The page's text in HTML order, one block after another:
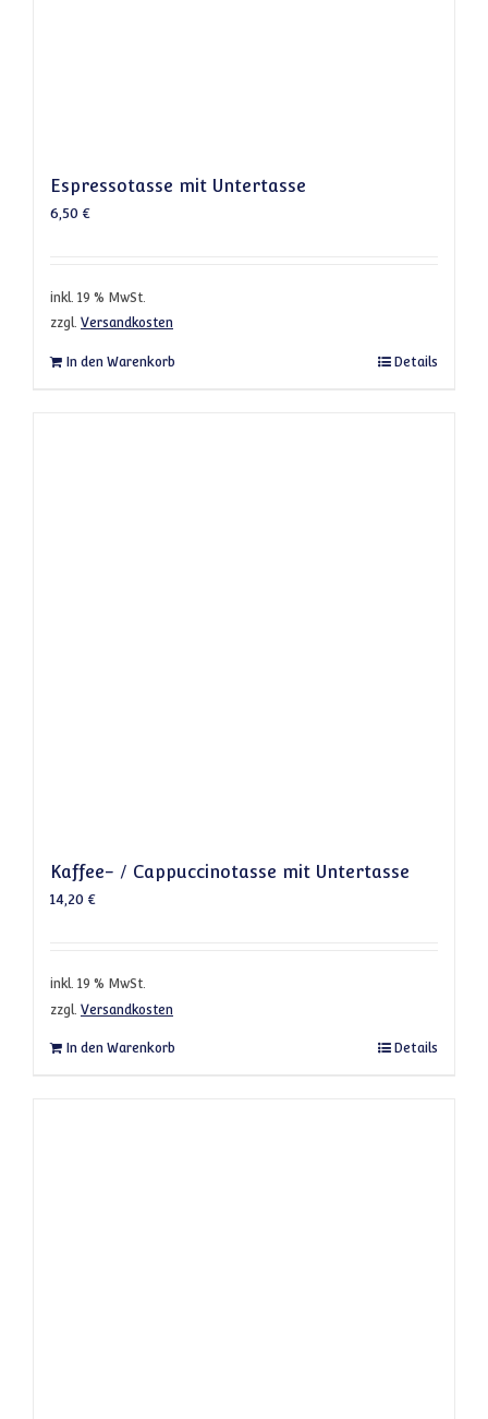
Espressotasse mit Untertasse
6,50 €
inkl. 19 % MwSt.
zzgl. Versandkosten
In den Warenkorb Details
Kaffee- / Cappuccinotasse mit Untertasse
14,20 €
inkl. 19 % MwSt.
zzgl. Versandkosten
In den Warenkorb Details